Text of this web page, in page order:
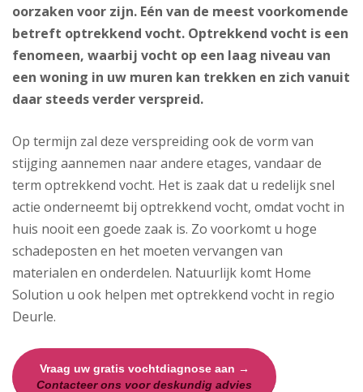
oorzaken voor zijn. Eén van de meest voorkomende
betreft optrekkend vocht. Optrekkend vocht is een
fenomeen, waarbij vocht op een laag niveau van
een woning in uw muren kan trekken en zich vanuit
daar steeds verder verspreid.
Op termijn zal deze verspreiding ook de vorm van
stijging aannemen naar andere etages, vandaar de
term optrekkend vocht. Het is zaak dat u redelijk snel
actie onderneemt bij optrekkend vocht, omdat vocht in
huis nooit een goede zaak is. Zo voorkomt u hoge
schadeposten en het moeten vervangen van
materialen en onderdelen. Natuurlijk komt Home
Solution u ook helpen met optrekkend vocht in regio
Deurle.
Vraag uw gratis vochtdiagnose aan →
Contacteer ons voor deskundig advies